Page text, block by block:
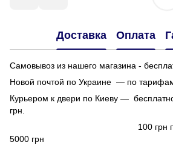
Доставка Оплата
Самовывоз из нашего магазина -
Новой почтой по Украине — по
Курьером к двери по Киеву —
грн.
100 грн при
5000 грн